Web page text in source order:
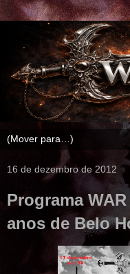
16 de dezembro de 2012
Programa
anos de Belo